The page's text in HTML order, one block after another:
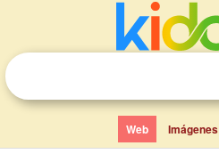
Web Imágenes